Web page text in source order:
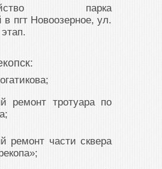
парка
пгт Новоозерное, ул.
ремонт тротуара по
ремонт части сквера